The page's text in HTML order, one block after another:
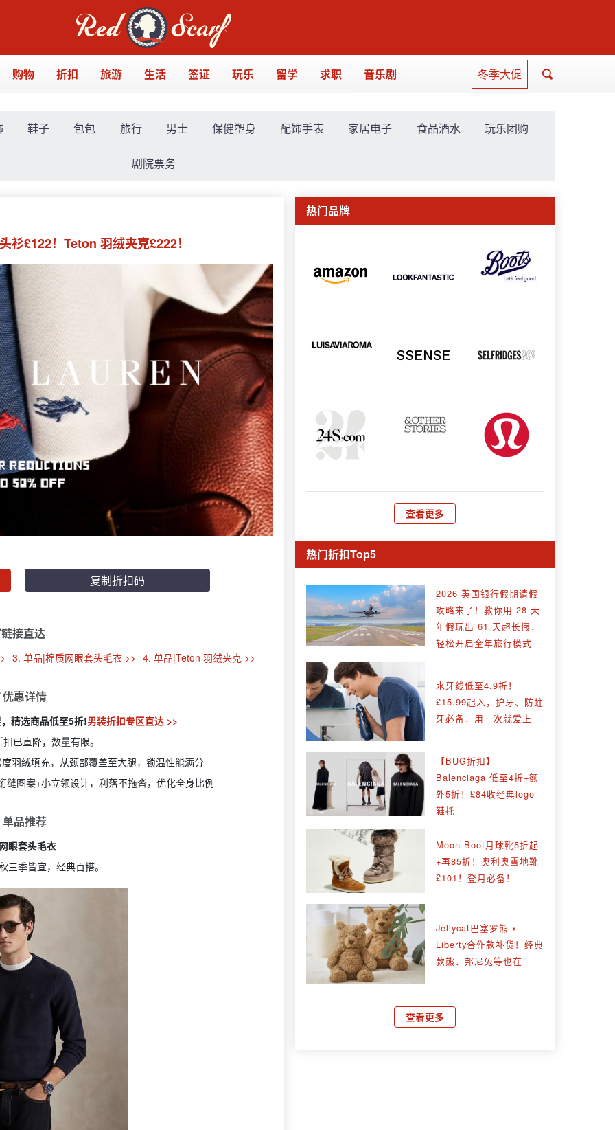
购物 折扣 旅游 生活 签证 玩乐 留学 求职 音乐剧 冬季大促
鞋子 包包 旅行 男士 保健塑身 配饰手表 家居电子 食品酒水 玩乐团购
剧院票务
£122！Teton 羽绒夹克£222！
复制折扣码
接直达
3. 单品|棉质网眼套头毛衣 >> 4. 单品|Teton 羽绒夹克 >>
优惠详情
精选商品低至5折!男装折扣专区直达 >>
已直降，数量有限。
羽绒填充，从颈部覆盖至大腿，锁温性能满分
缝图案+小立领设计，利落不拖沓，优化全身比例
单品推荐
眼套头毛衣
三季皆宜，经典百搭。
热门品牌
查看更多
热门折扣Top5
2026 英国银行假期请假
攻略来了！教你用 28 天
年假玩出 61 天超长假，
轻松开启全年旅行模式
水牙线低至4.9折！
£15.99起入，护牙、防蛀
牙必备，用一次就爱上
【BUG折扣】
Balenciaga 低至4折+额
外5折！£84收经典logo
鞋托
Moon Boot月球靴5折起
+再85折！奥利奥雪地靴
£101！登月必备！
Jellycat巴塞罗熊 x
Liberty合作款补货！经典
款熊、邦尼兔等也在
查看更多